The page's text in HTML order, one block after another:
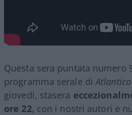
Questa sera puntata numero
programma serale di
giovedì, stasera
ore 22, con i nostri autori e